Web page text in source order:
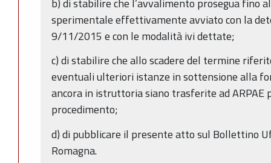
sperimentale effettivamente avviato con la
9/11/2015 e con le modalità ivi dettate;
c) di stabilire che allo scadere del termine
eventuali ulteriori istanze in sottensione alla
ancora in istruttoria siano trasferite ad ARPAE
procedimento;
d) di pubblicare il presente atto sul Bollettino
Romagna.